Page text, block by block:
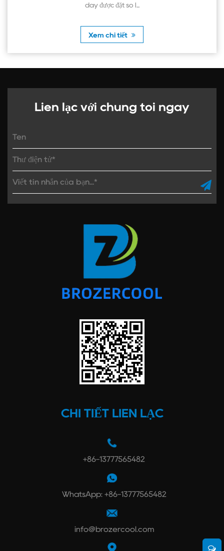
dây được đặt so l...
CHI TIẾT LIÊN LẠC
+86-13777565482
WhatsApp: +86-13777565482
info@brozercool.com
Liên lạc với chúng tôi ngay